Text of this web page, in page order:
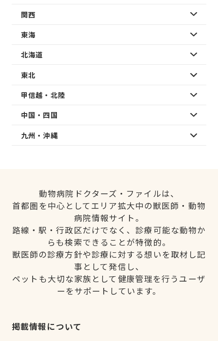
関西
東海
北海道
東北
甲信越・北陸
中国・四国
九州・沖縄
動物病院ドクターズ・ファイルは、
首都圏を中心としてエリア拡大中の獣医師・動物
病院情報サイト。
路線・駅・行政区だけでなく、診療可能な動物か
らも検索できることが特徴的。
獣医師の診療方針や診療に対する想いを取材し記
事として発信し、
ペットも大切な家族として健康管理を行うユーザ
ーをサポートしています。
掲載情報について